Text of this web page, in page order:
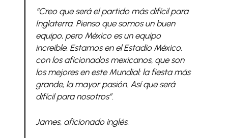
“Creo que será el partido más difícil para
Inglaterra. Pienso que somos un buen
equipo, pero México es un equipo
increíble. Estamos en el Estadio México,
con los aficionados mexicanos, que son
los mejores en este Mundial: la fiesta más
grande, la mayor pasión. Así que será
difícil para nosotros”.
James, aficionado inglés.